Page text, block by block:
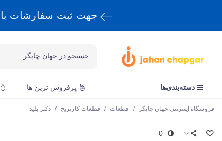
جهت ثبت سفارشات
دسته‌بندی‌ها پرفروش ترین ها
فروشگاه اینترنتی جهان چاپگر / قطعات / قطعات کارتریج / دکتر بلید
0